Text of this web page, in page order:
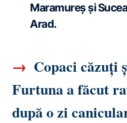
Maramureș și
Arad. ‎
→ Copaci căzuți
Furtuna a făcut
după o zi